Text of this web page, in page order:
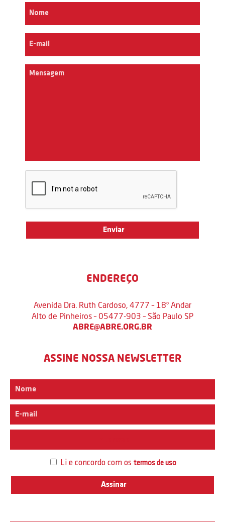
ENDEREÇO
Avenida Dra. Ruth Cardoso, 4777 – 18º Andar
Alto de Pinheiros – 05477-903 – São Paulo SP
ABRE@ABRE.ORG.BR
ASSINE NOSSA NEWSLETTER
Li e concordo com os termos de uso